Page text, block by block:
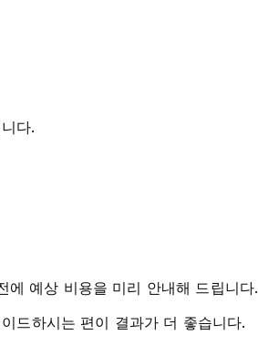
다.
예상 비용을 미리 안내해 드립니다.
드하시는 편이 결과가 더 좋습니다.